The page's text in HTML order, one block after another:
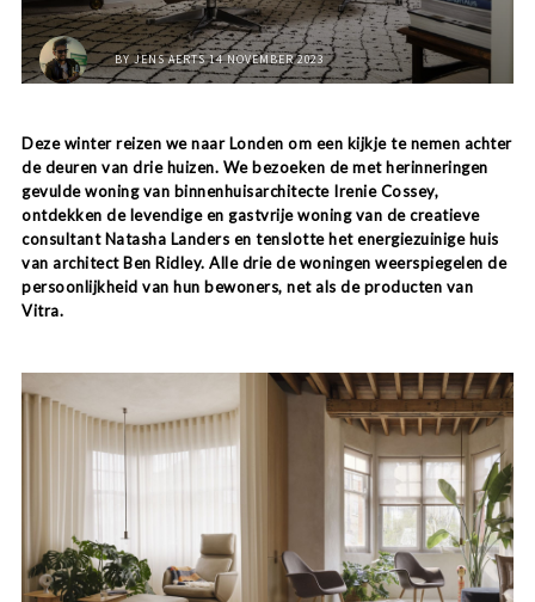
BY JENS AERTS 14 NOVEMBER 2023
Deze winter reizen we naar Londen om een kijkje te nemen achter
de deuren van drie huizen. We bezoeken de met herinneringen
gevulde woning van binnenhuisarchitecte Irenie Cossey,
ontdekken de levendige en gastvrije woning van de creatieve
consultant Natasha Landers en tenslotte het energie­zuinige huis
van architect Ben Ridley. Alle drie de woningen weerspiegelen de
persoonlijkheid van hun bewoners, net als de producten van
Vitra.